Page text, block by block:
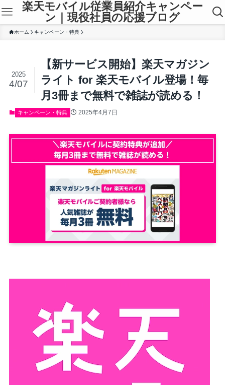
楽天モバイル従業員紹介キャンペー
ン｜現役社員の応援ブログ
ホーム キャンペーン・特典
【新サービス開始】楽天マガジン
ライト for 楽天モバイル登場！毎
月3冊まで無料で雑誌が読める！
2025
4/07
キャンペーン・特典 2025年4月7日